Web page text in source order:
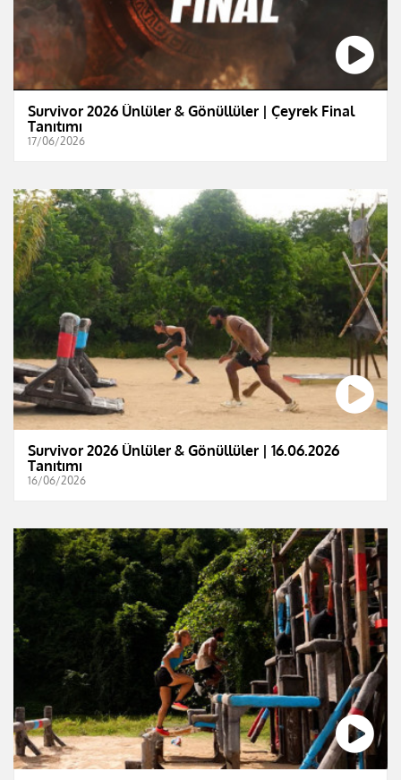
Survivor 2026 Ünlüler & Gönüllüler | Çeyrek Final
Tanıtımı
17/06/2026
Survivor 2026 Ünlüler & Gönüllüler | 16.06.2026
Tanıtımı
16/06/2026